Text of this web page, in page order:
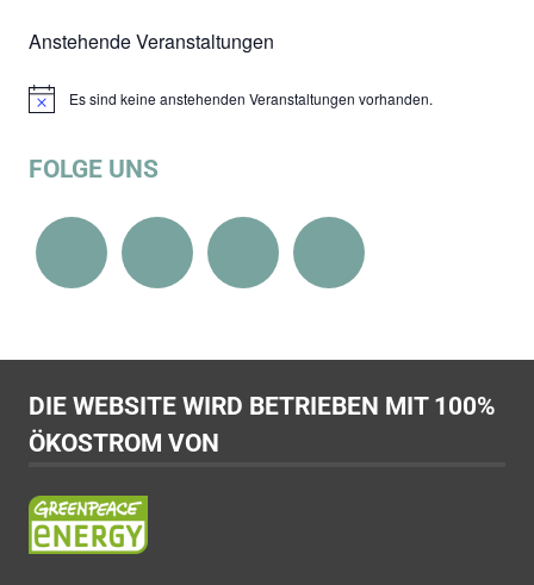
Anstehende Veranstaltungen
HinweisEs sind keine anstehenden Veranstaltungen vorhanden.
FOLGE UNS
DIE WEBSITE WIRD BETRIEBEN MIT 100%
ÖKOSTROM VON